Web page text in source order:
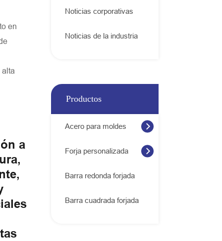
en
alta
a
Noticias corporativas
Noticias de la industria
Productos
Acero para moldes
Forja personalizada
Barra redonda forjada
Barra cuadrada forjada